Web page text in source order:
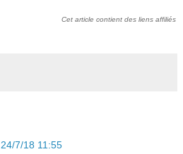
Cet article contient des liens affiliés
24/7/18 11:55